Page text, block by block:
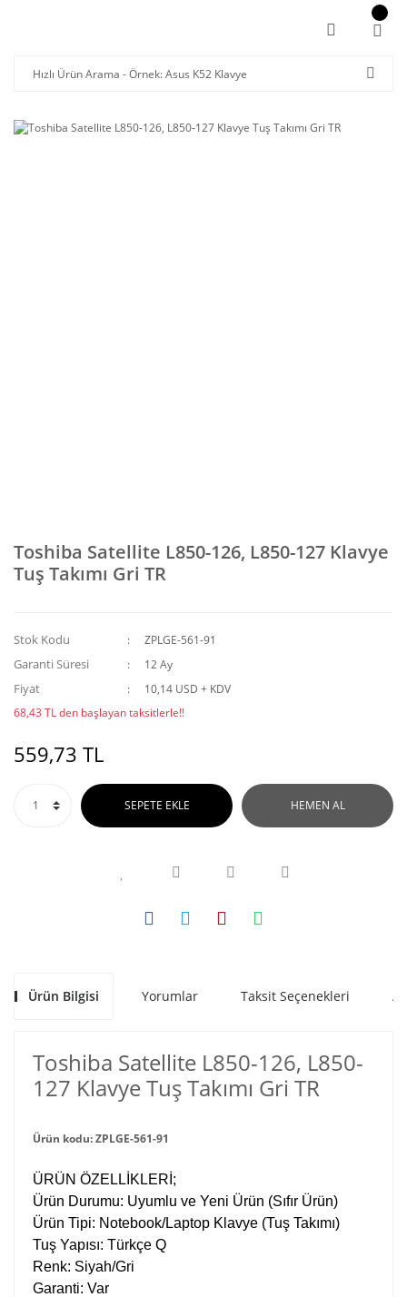
Toshiba Satellite L850-126, L850-127 Klavye
Tuş Takımı Gri TR
Stok Kodu ZPLGE-561-91
Garanti Süresi 12 Ay
Fiyat
10,14 USD + KDV
68,43 TL den başlayan taksitlerle!!
559,73 TL
SEPETE EKLE HEMEN AL
Ürün Bilgisi Yorumlar Taksit Seçenekleri
Toshiba Satellite L850-126, L850-
127 Klavye Tuş Takımı Gri TR
Ürün kodu: ZPLGE-561-91
ÜRÜN ÖZELLİKLERİ;
Ürün Durumu: Uyumlu ve Yeni Ürün (Sıfır Ürün)
Ürün Tipi: Notebook/Laptop Klavye (Tuş Takımı)
Tuş Yapısı: Türkçe Q
Renk: Siyah/Gri
Garanti: Var